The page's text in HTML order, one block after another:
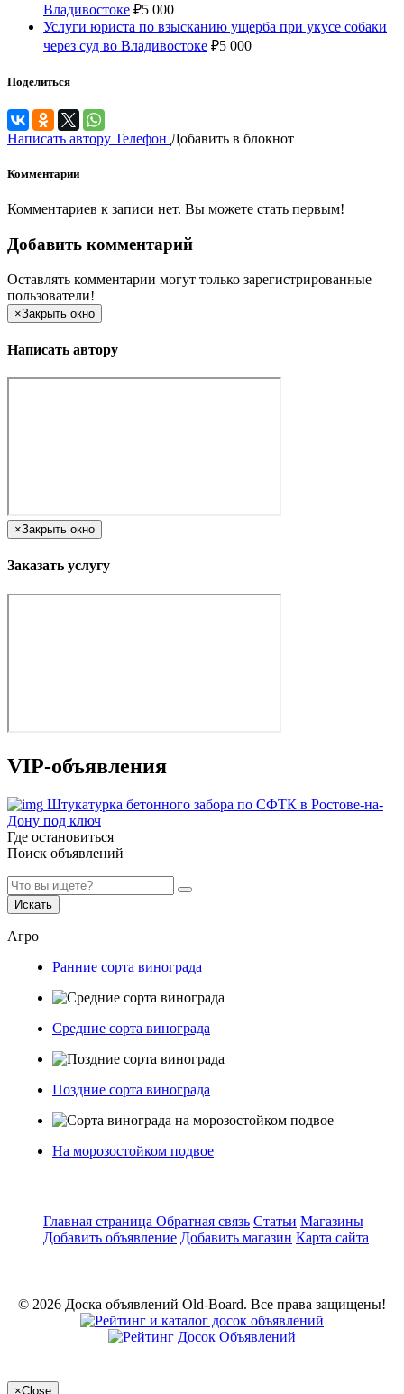
Владивостоке ₽5 000
Услуги юриста по взысканию ущерба при укусе собаки
через суд во Владивостоке ₽5 000
Поделиться
Написать автору Телефон Добавить в блокнот
Комментарии
Комментариев к записи нет. Вы можете стать первым!
Добавить комментарий
Оставлять комментарии могут только зарегистрированные
пользователи!
×Закрыть окно
Написать автору
×Закрыть окно
Заказать услугу
VIP-объявления
Штукатурка бетонного забора по СФТК в Ростове-на-
Дону под ключ
Где остановиться
Поиск объявлений
Искать
Агро
Ранние сорта винограда
Средние сорта винограда
Поздние сорта винограда
На морозостойком подвое
Главная страница Обратная связь Статьи Магазины
Добавить объявление Добавить магазин Карта сайта
© 2026 Доска объявлений Old-Board. Все права защищены!
×Close